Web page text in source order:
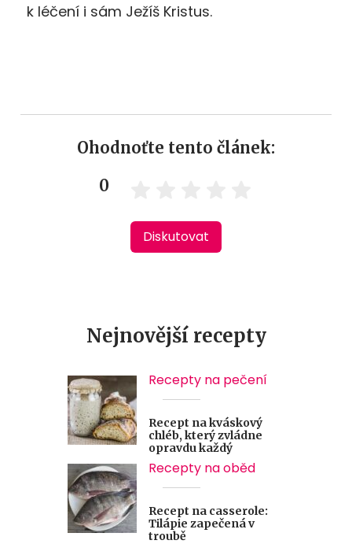
k léčení i sám Ježíš Kristus.
Ohodnoťte tento článek:
0
Diskutovat
Nejnovější recepty
Recepty na pečení
Recept na kváskový
chléb, který zvládne
opravdu každý
Recepty na oběd
Recept na casserole:
Tilápie zapečená v
troubě